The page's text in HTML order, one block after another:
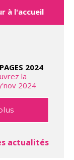
à l'accueil
2024
la
2024
actualités